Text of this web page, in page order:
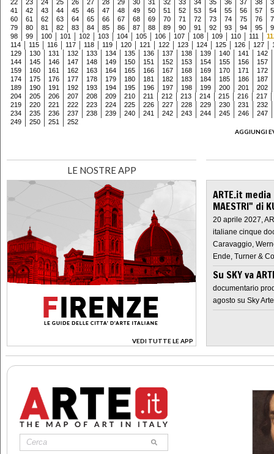
22 23 24 25 26 27 28 29 30 31 32 33 34 35 36 37 38
41
42 43 44 45 46 47 48 49 50 51 52 53 54 55 56 57
60
61 62 63 64 65 66 67 68 69 70 71 72 73 74 75 76
79
80 81 82 83 84 85 86 87 88 89 90 91 92 93 94 95
98
99 100 101 102 103 104 105 106 107 108 109 110 111
114
115 116 117 118 119 120 121 122 123 124 125 126 127
129
130 131 132 133 134 135 136 137 138 139 140 141
142
144
145 146 147 148 149 150 151 152 153 154 155 156
157
159
160 161 162 163 164 165 166 167 168 169 170 171
172
174
175 176 177 178 179 180 181 182 183 184 185 186
187
189
190 191 192 193 194 195 196 197 198 199 200 201
202
204
205 206 207 208 209 210 211 212 213 214 215 216
217
219
220 221 222 223 224 225 226 227 228 229 230 231
232
234
235 236 237 238 239 240 241 242 243 244 245 246
247
249
250 251
252
AGGIUNGI
LE NOSTRE APP
VEDI TUTTE LE APP
>
ARTE.it
MAESTRI" di
20 aprile 2027,
italiane cinque
Caravaggio,
Ende, Turner &
Su SKY va
documentario
agosto su Sky Arte